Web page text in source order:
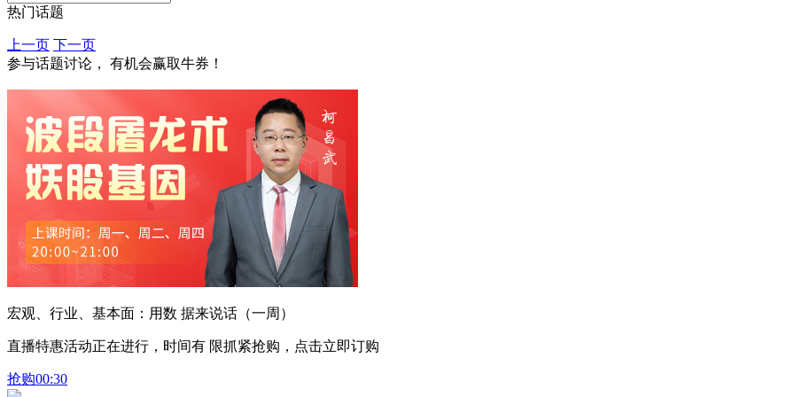
热门话题
上一页 下一页
参与话题讨论， 有机会赢取牛券！
宏观、行业、基本面：用数 据来说话（一周）
直播特惠活动正在进行，时间有 限抓紧抢购，点击立即订购
抢购00:30